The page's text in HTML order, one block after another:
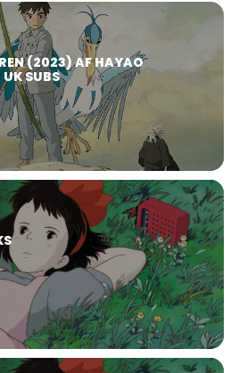
(2023) AF HAYAO
SUBS